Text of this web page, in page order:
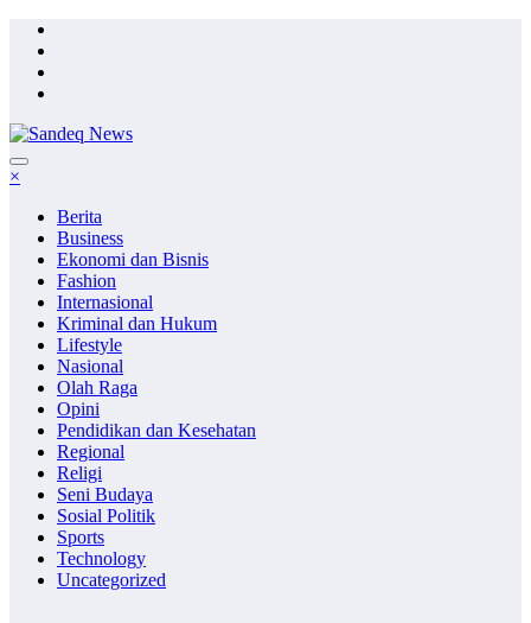
Skip
content
×
Berita
Business
Ekonomi dan Bisnis
Fashion
Internasional
Kriminal dan Hukum
Lifestyle
Nasional
Olah Raga
Opini
Pendidikan dan Kesehatan
Regional
Religi
Seni Budaya
Sosial Politik
Sports
Technology
Uncategorized